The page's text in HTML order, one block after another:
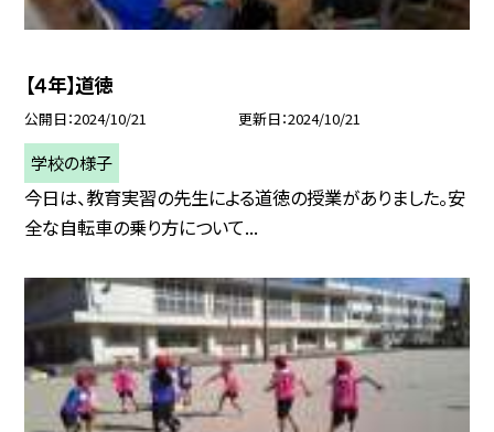
【４年】道徳
公開日 2024/10/21 更新日 2024/10/21
学校の様子
今日は、教育実習の先生による道徳の授業がありました。安
全な自転車の乗り方について...